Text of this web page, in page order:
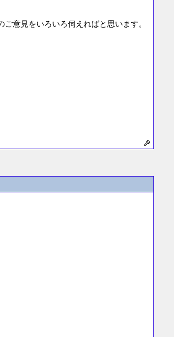
意見をいろいろ伺えればと思います。